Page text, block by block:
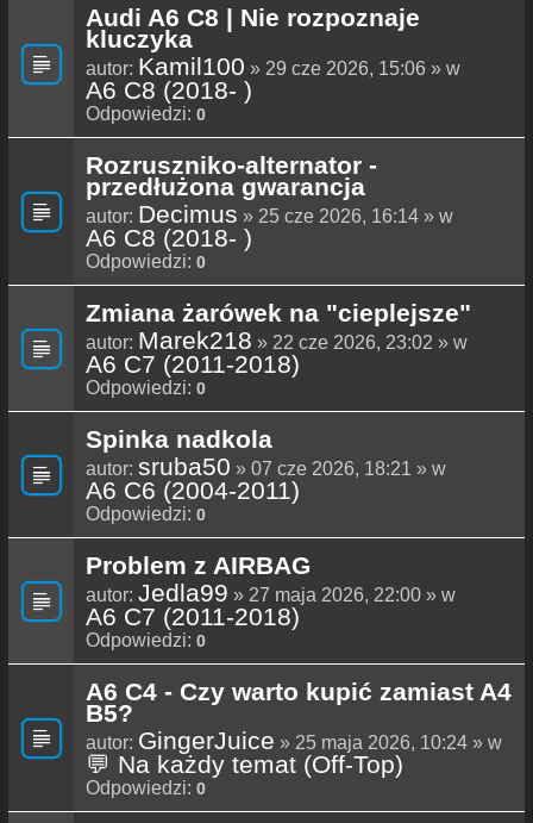
Audi A6 C8 | Nie rozpoznaje
kluczyka
autor: Kamil100 » 29 cze 2026, 15:06 » w
A6 C8 (2018- )
Odpowiedzi: 0
Rozruszniko-alternator -
przedłużona gwarancja
autor: Decimus » 25 cze 2026, 16:14 » w
A6 C8 (2018- )
Odpowiedzi: 0
Zmiana żarówek na "cieplejsze"
autor: Marek218 » 22 cze 2026, 23:02 » w
A6 C7 (2011-2018)
Odpowiedzi: 0
Spinka nadkola
autor: sruba50 » 07 cze 2026, 18:21 » w
A6 C6 (2004-2011)
Odpowiedzi: 0
Problem z AIRBAG
autor: Jedla99 » 27 maja 2026, 22:00 » w
A6 C7 (2011-2018)
Odpowiedzi: 0
A6 C4 - Czy warto kupić zamiast A4
B5?
autor: GingerJuice » 25 maja 2026, 10:24 » w
💬 Na każdy temat (Off-Top)
Odpowiedzi: 0